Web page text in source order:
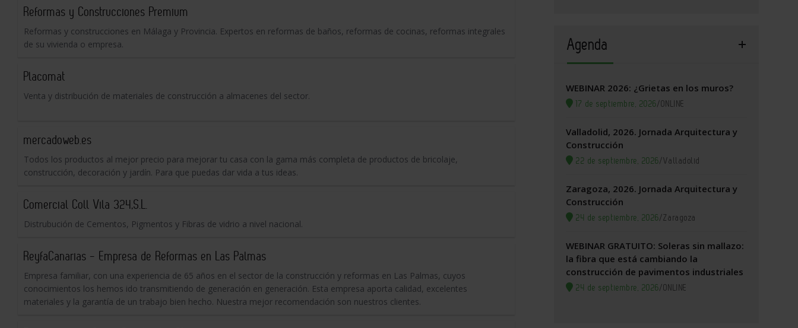
Reformas y Construcciones Premium
Reformas y construcciones en Málaga y Provincia. Expertos en reformas de baños, reformas de cocinas, reformas integrales
de su vivienda o empresa.
Placomat
Venta y distribución de materiales de construcción a almacenes del sector.
mercadoweb.es
Todos los productos al mejor precio para mejorar tu casa con la gama más completa de productos de bricolaje,
construcción, decoración y jardín. Para que puedas dar vida a tus ideas.
Comercial Coll Vila 324,S.L.
Distrubución de Cementos, Pigmentos y Fibras de vidrio a nivel nacional.
ReyfaCanarias - Empresa de Reformas en Las Palmas
Empresa familiar, con una experiencia de 65 años en el sector de la construcción y reformas en Las Palmas, cuyos
conocimientos los hemos ido transmitiendo de generación en generación. Esta empresa aporta calidad, excelentes
materiales y la garantía de un trabajo bien hecho. Nuestra mejor recomendación son nuestros clientes.
Agenda
WEBINAR 2026: ¿Grietas en los muros?
17 de septiembre, 2026/ONLINE
Valladolid, 2026. Jornada Arquitectura y
Construcción
22 de septiembre, 2026/Valladolid
Zaragoza, 2026. Jornada Arquitectura y
Construcción
24 de septiembre, 2026/Zaragoza
WEBINAR GRATUITO: Soleras sin mallazo:
la fibra que está cambiando la
construcción de pavimentos industriales
24 de septiembre, 2026/ONLINE